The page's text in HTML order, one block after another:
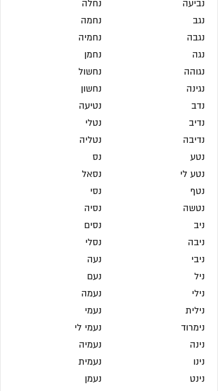
נביעה
נגב
נגבה
נגה
נגוהה
נגינה
נדב
נדיב
נדיבה
נחלה
נחמה
נחמיה
נחמן
נחשול
נחשון
נטיעה
נטלי
נטליה
נטע
נטע לי
נטף
נטשה
ניב
ניבה
ניבי
ניל
נילי
נילית
נימרוד
נינה
נינו
נינט
נס
נסאל
נסי
נסיה
נסים
נסלי
נעה
נעם
נעמה
נעמי
נעמי לי
נעמיה
נעמית
נעמן